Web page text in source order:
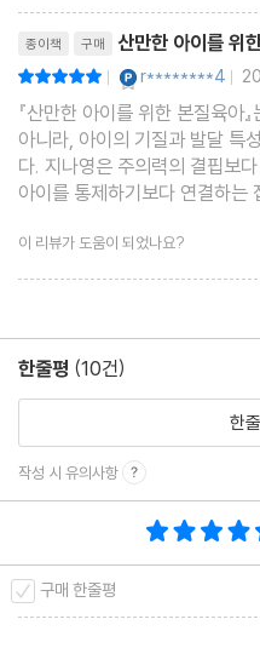
종이책 구매 산만한 아이를 위
| r********4 |
『산만한 아이를 위한 본질육아
아니라, 아이의 기질과 발달 특
다. 지나영은 주의력의 결핍보
아이를 통제하기보다 연결하는
은 부모의 불안을 줄이고 실천
꾸는 기술보다, 아이를 대하는 어
이 리뷰가 도움이 되었나요?
한줄평 (10건)
한
작성 시 유의사항
구매 한줄평